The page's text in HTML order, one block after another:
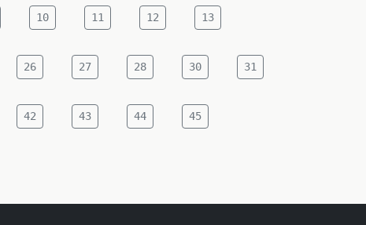
10 11 12 13
26 27 28 30 31
42 43 44 45